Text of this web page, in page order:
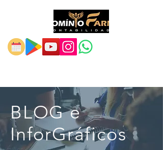
BLOG e
InforGráficos